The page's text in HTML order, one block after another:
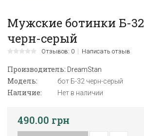
Мужские ботинки Б-32
черн-серый
Отзывов: 0 Написать отзыв
Производитель: DreamStan
Модель: бот Б-32 черн-серый
Наличие: Нет в наличии
490.00 грн